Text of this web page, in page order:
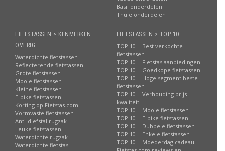
Basil onderdelen
Thule onderdelen
FIETSTASSEN > KENMERKEN
OVERIG
Waterdichte fietstassen
Reflecterende fietstassen
Grote fietstassen
Mooie fietstassen
Kleine fietstassen
E-bike fietstassen
Korting op Fietstas.com
Vormvaste fietstassen
Anti-diefstal rugzak
Leuke fietstassen
Waterdichte rugzak
Waterdichte fietstas
FIETSTASSEN > TOP 10
TOP 10 | Best verkochte
fietstassen
TOP 10 | Fietstas aanbiedingen
TOP 10 | Goedkope fietstassen
TOP 10 | Hoge segment beste
fietstassen
TOP 10 | Verhouding prijs-
kwaliteit
TOP 10 | Mooie fietstassen
TOP 10 | E-bike fietstassen
TOP 10 | Dubbele fietstassen
TOP 10 | Enkele fietstassen
TOP 10 | Moederdag cadeau